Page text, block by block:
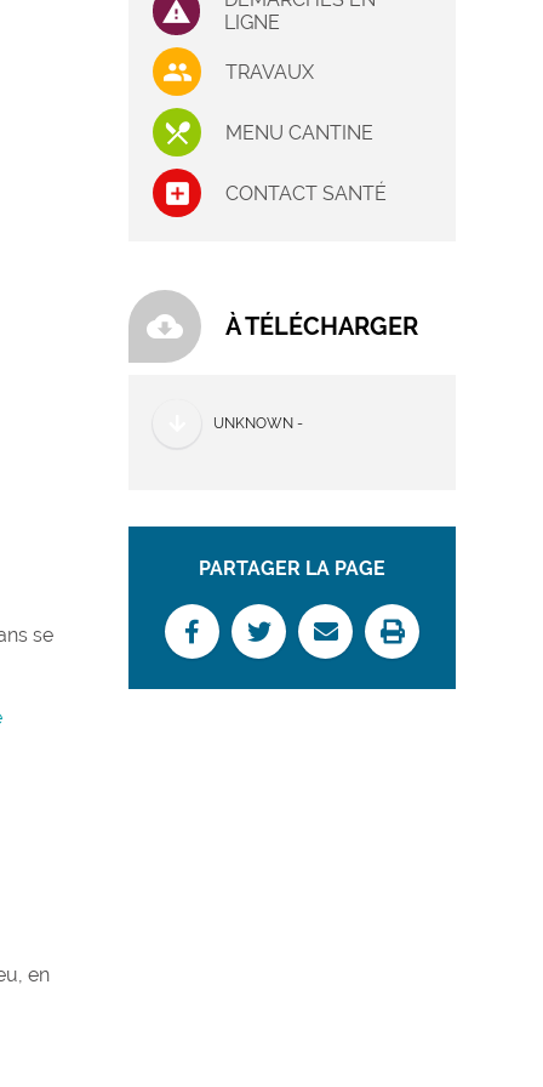
se
en
LIGNE
TRAVAUX
MENU CANTINE
CONTACT SANTÉ
cloud_download À TÉLÉCHARGER
UNKNOWN -
PARTAGER LA PAGE